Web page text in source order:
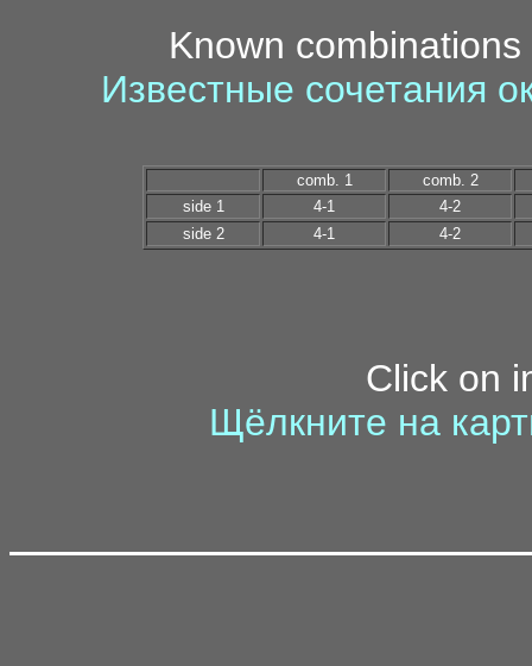
Known
Известные сочетания
comb. 1
comb. 2
side 1
4-1
4-2
side 2
4-1 4-2
Click on
Щёлкните на